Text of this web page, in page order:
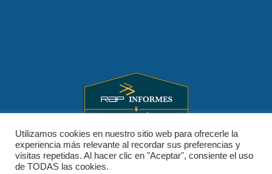
Utilizamos cookies en nuestro sitio web para ofrecerle la
experiencia más relevante al recordar sus preferencias y
visitas repetidas. Al hacer clic en "Aceptar", consiente el uso
de TODAS las cookies.